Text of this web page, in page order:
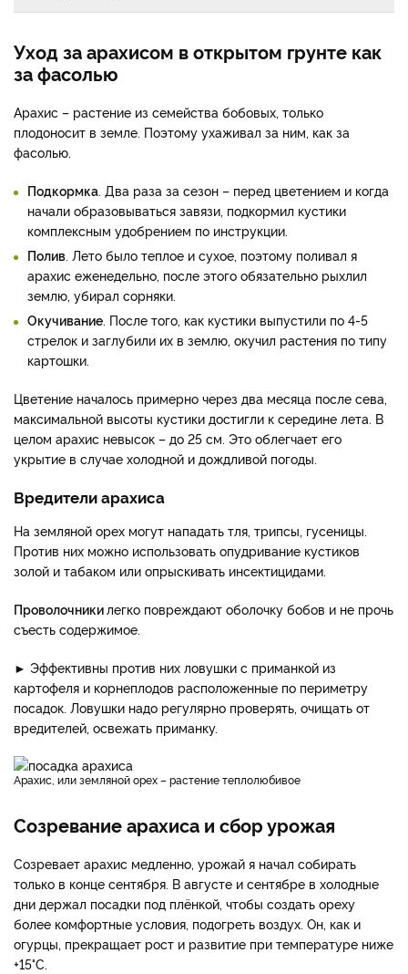
Уход за арахисом в открытом грунте как
за фасолью
Арахис – растение из семейства бобовых, только
плодоносит в земле. Поэтому ухаживал за ним, как за
фасолью.
Подкормка. Два раза за сезон – перед цветением и когда
начали образовываться завязи, подкормил кустики
комплексным удобрением по инструкции.
Полив. Лето было теплое и сухое, поэтому поливал я
арахис еженедельно, после этого обязательно рыхлил
землю, убирал сорняки.
Окучивание. После того, как кустики выпустили по 4-5
стрелок и заглубили их в землю, окучил растения по типу
картошки.
Цветение началось примерно через два месяца после сева,
максимальной высоты кустики достигли к середине лета. В
целом арахис невысок – до 25 см. Это облегчает его
укрытие в случае холодной и дождливой погоды.
Вредители арахиса
На земляной орех могут нападать тля, трипсы, гусеницы.
Против них можно использовать опудривание кустиков
золой и табаком или опрыскивать инсектицидами.
Проволочникилегко повреждают оболочку бобов и не прочь
съесть содержимое.
► Эффективны против них ловушки с приманкой из
картофеля и корнеплодов расположенные по периметру
посадок. Ловушки надо регулярно проверять, очищать от
вредителей, освежать приманку.
Арахис, или земляной орех – растение теплолюбивое
Созревание арахиса и сбор урожая
Созревает арахис медленно, урожай я начал собирать
только в конце сентября. В августе и сентябре в холодные
дни держал посадки под плёнкой, чтобы создать ореху
более комфортные условия, подогреть воздух. Он, как и
огурцы, прекращает рост и развитие при температуре ниже
+15°C.